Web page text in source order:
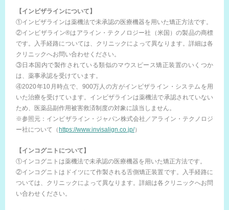
【インビザラインについて】
①インビザラインは薬機法で未承認の医療機器を用いた矯正方法です。
②インビザライン®はアライン・テクノロジー社（米国）の製品の商標
です。入手経路については、クリニックによって異なります。詳細は各
クリニックへお問い合わせください。
③日本国内で製作されている類似のマウスピース矯正装置のいくつか
は、薬事承認を受けています。
④2020年10月時点で、900万人の方がインビザライン・システムを用
いた治療を受けています。インビザラインは薬機法で承認されていない
ため、医薬品副作用被害救済制度の対象に該当しません。
※参照元：インビザライン・ジャパン株式会社／アライン・テクノロジ
ー社について（ https://www.invisalign.co.jp/）
【インコグニトについて】
①インコグニトは薬機法で未承認の医療機器を用いた矯正方法です。
②インコグニトはドイツにて作製される舌側矯正装置です。入手経路に
ついては、クリニックによって異なります。詳細は各クリニックへお問
い合わせください。